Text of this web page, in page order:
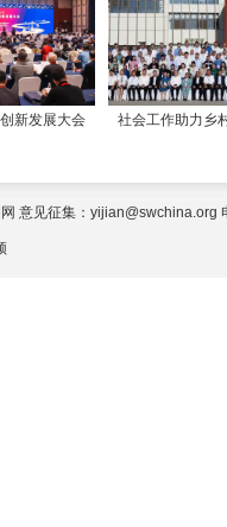
新发展大会 社会工作助力乡
意见征集：yijian@swchina.org